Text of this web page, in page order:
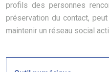
profils des personnes
préservation du contact,
maintenir un réseau social